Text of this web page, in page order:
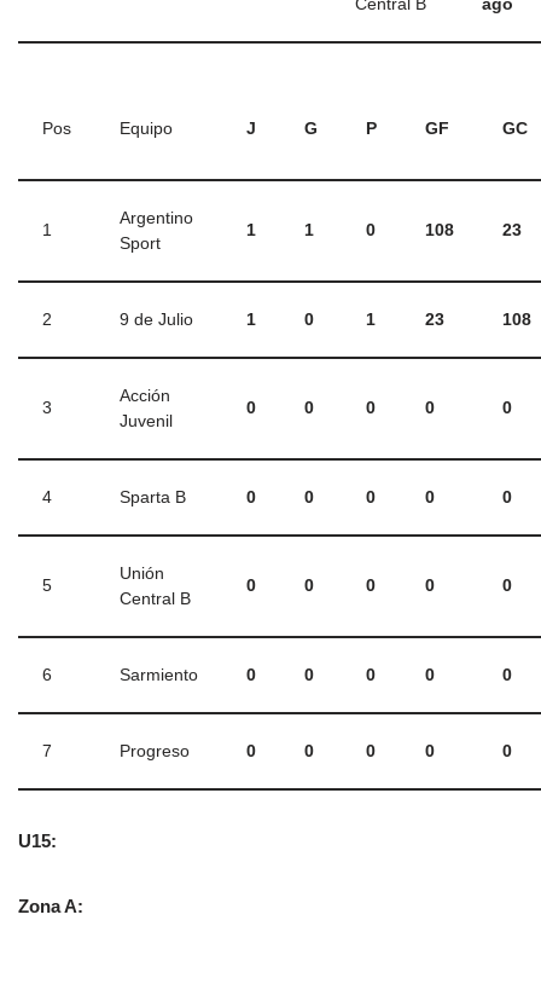
Central B ago
Pos Equipo J G P GF GC
1
Argentino
Sport
1 1 0 108 23
2 9 de Julio 1 0 1 23 108
3
Acción
Juvenil
0 0 0 0 0
4 Sparta B 0 0 0 0 0
5
Unión
Central B
0 0 0 0 0
6 Sarmiento 0 0 0 0 0
7 Progreso 0 0 0 0 0
U15:
Zona A: